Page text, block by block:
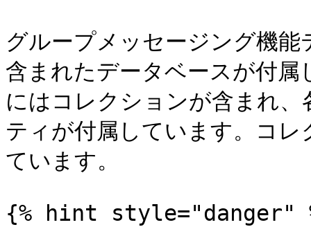
グループメッセージング機
含まれたデータベースが付
にはコレクションが含まれ
ティが付属しています。コ
ています。
{% hint style="danger"